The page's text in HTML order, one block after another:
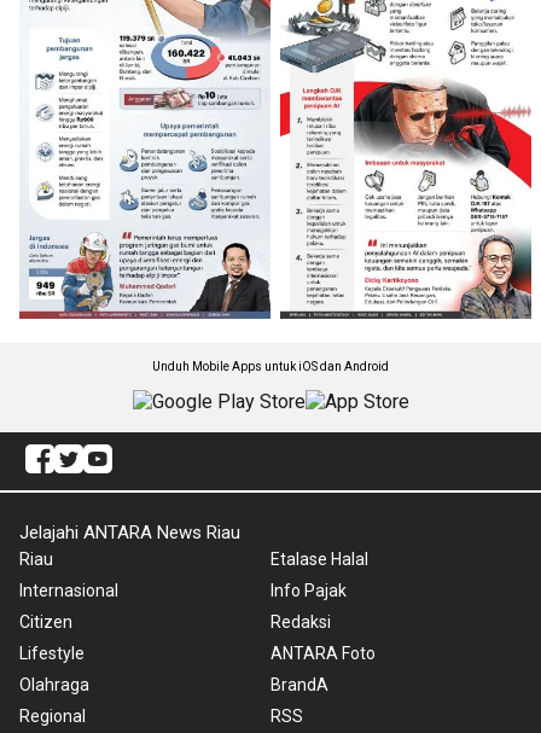
Unduh Mobile Apps untuk iOS dan Android
Jelajahi ANTARA News Riau
Riau
Internasional
Citizen
Lifestyle
Olahraga
Regional
Etalase Halal
Info Pajak
Redaksi
ANTARA Foto
BrandA
RSS